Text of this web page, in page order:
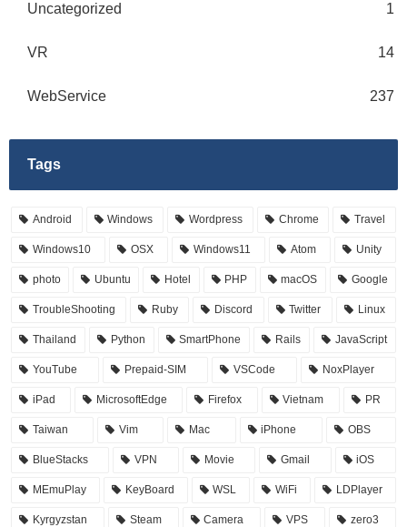
Uncategorized 1
VR 14
WebService 237
Tags
Android Windows Wordpress Chrome Travel
Windows10 OSX Windows11 Atom Unity
photo Ubuntu Hotel PHP macOS Google
TroubleShooting Ruby Discord Twitter Linux
Thailand Python SmartPhone Rails JavaScript
YouTube Prepaid-SIM VSCode NoxPlayer
iPad MicrosoftEdge Firefox Vietnam PR
Taiwan Vim Mac iPhone OBS
BlueStacks VPN Movie Gmail iOS
MEmuPlay KeyBoard WSL WiFi LDPlayer
Kyrgyzstan Steam Camera VPS zero3